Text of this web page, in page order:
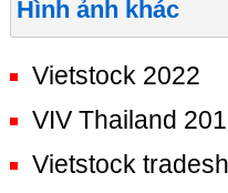
Hình ảnh khác
Vietstock 2022
VIV Thailand
Vietstock